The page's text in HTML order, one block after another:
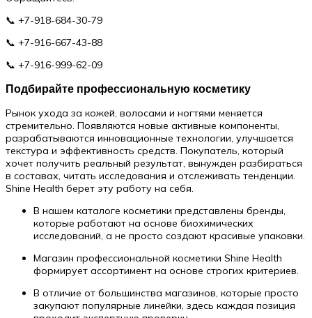
📞 +7-918-684-30-79
📞 +7-916-667-43-88
📞 +7-916-999-62-09
Подбирайте профессиональную косметику
Рынок ухода за кожей, волосами и ногтями меняется
стремительно. Появляются новые активные компоненты,
разрабатываются инновационные технологии, улучшается
текстура и эффективность средств. Покупатель, который
хочет получить реальный результат, вынужден разбираться
в составах, читать исследования и отслеживать тенденции.
Shine Health берет эту работу на себя.
В нашем каталоге косметики представлены бренды,
которые работают на основе биохимических
исследований, а не просто создают красивые упаковки.
Магазин профессиональной косметики Shine Health
формирует ассортимент на основе строгих критериев.
В отличие от большинства магазинов, которые просто
закупают популярные линейки, здесь каждая позиция